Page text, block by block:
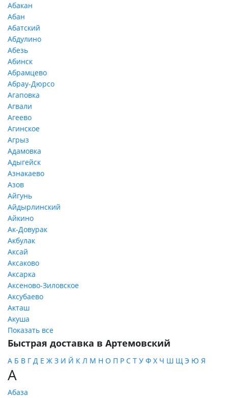
Абакан
Абан
Абатский
Абдулино
Абезь
Абинск
Абрамцево
Абрау-Дюрсо
Агаповка
Агвали
Агеево
Агинское
Агрыз
Адамовка
Адыгейск
Азнакаево
Азов
Айгунь
Айдырлинский
Айкино
Ак-Довурак
Акбулак
Аксай
Аксаково
Аксарка
Аксеново-Зиловское
Аксубаево
Акташ
Акуша
Показать все
Быстрая доставка в Артемовский
А Б В Г Д Е Ж З И Й К Л М Н О П Р С Т У Ф Х Ч Ш Щ Э Ю Я
А
Абаза